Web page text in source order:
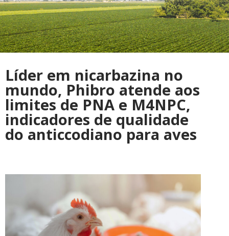
Líder em nicarbazina no
mundo, Phibro atende aos
limites de PNA e M4NPC,
indicadores de qualidade
do anticcodiano para aves